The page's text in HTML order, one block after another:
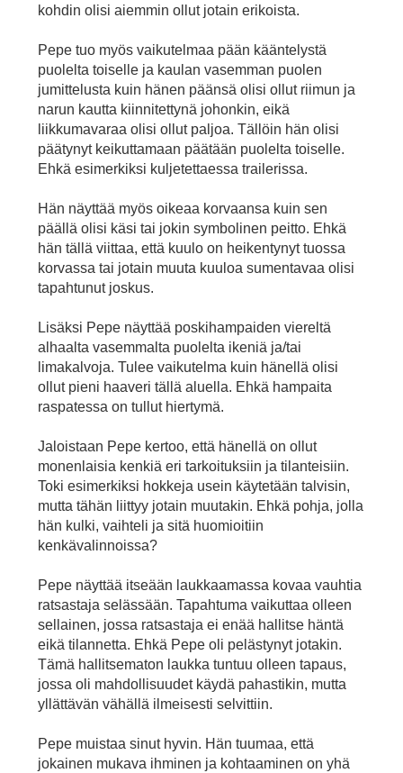
kohdin olisi aiemmin ollut jotain erikoista.
Pepe tuo myös vaikutelmaa pään kääntelystä
puolelta toiselle ja kaulan vasemman puolen
jumittelusta kuin hänen päänsä olisi ollut riimun ja
narun kautta kiinnitettynä johonkin, eikä
liikkumavaraa olisi ollut paljoa. Tällöin hän olisi
päätynyt keikuttamaan päätään puolelta toiselle.
Ehkä esimerkiksi kuljetettaessa trailerissa.
Hän näyttää myös oikeaa korvaansa kuin sen
päällä olisi käsi tai jokin symbolinen peitto. Ehkä
hän tällä viittaa, että kuulo on heikentynyt tuossa
korvassa tai jotain muuta kuuloa sumentavaa olisi
tapahtunut joskus.
Lisäksi Pepe näyttää poskihampaiden viereltä
alhaalta vasemmalta puolelta ikeniä ja/tai
limakalvoja. Tulee vaikutelma kuin hänellä olisi
ollut pieni haaveri tällä aluella. Ehkä hampaita
raspatessa on tullut hiertymä.
Jaloistaan Pepe kertoo, että hänellä on ollut
monenlaisia kenkiä eri tarkoituksiin ja tilanteisiin.
Toki esimerkiksi hokkeja usein käytetään talvisin,
mutta tähän liittyy jotain muutakin. Ehkä pohja, jolla
hän kulki, vaihteli ja sitä huomioitiin
kenkävalinnoissa?
Pepe näyttää itseään laukkaamassa kovaa vauhtia
ratsastaja selässään. Tapahtuma vaikuttaa olleen
sellainen, jossa ratsastaja ei enää hallitse häntä
eikä tilannetta. Ehkä Pepe oli pelästynyt jotakin.
Tämä hallitsematon laukka tuntuu olleen tapaus,
jossa oli mahdollisuudet käydä pahastikin, mutta
yllättävän vähällä ilmeisesti selvittiin.
Pepe muistaa sinut hyvin. Hän tuumaa, että
jokainen mukava ihminen ja kohtaaminen on yhä